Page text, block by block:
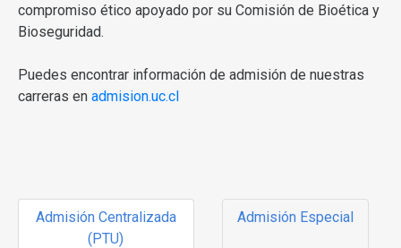
compromiso ético apoyado por su Comisión de Bioética y
Bioseguridad.
Puedes encontrar información de admisión de nuestras
carreras en admision.uc.cl
Admisión Centralizada
(PTU)
Admisión Especial